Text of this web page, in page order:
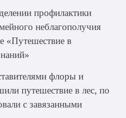
профилактики
неблагополучия
«Путешествие в
флоры и
путешествие в лес, по
с завязанными